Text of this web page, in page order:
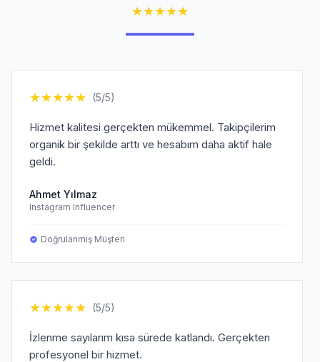
★★★★★
★★★★★ (5/5)
Hizmet kalitesi gerçekten mükemmel. Takipçilerim
organik bir şekilde arttı ve hesabım daha aktif hale
geldi.
Ahmet Yılmaz
Instagram Influencer
Doğrulanmış Müşteri
★★★★★ (5/5)
İzlenme sayılarım kısa sürede katlandı. Gerçekten
profesyonel bir hizmet.